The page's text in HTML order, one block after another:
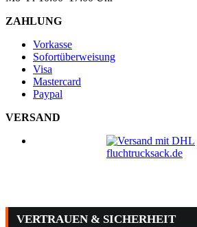
ZAHLUNG
Vorkasse
Sofortüberweisung
Visa
Mastercard
Paypal
VERSAND
VERTRAUEN & SICHERHEIT